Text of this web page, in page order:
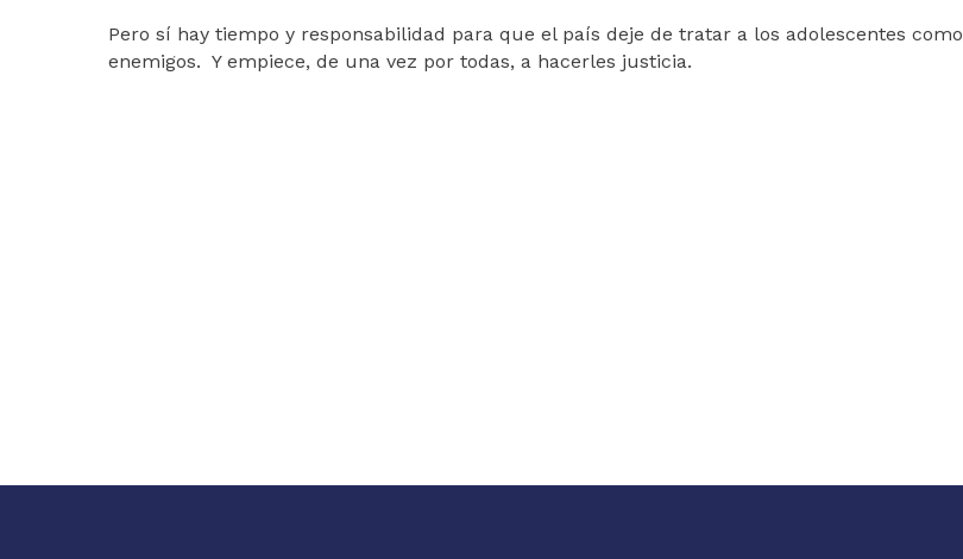
Pero sí hay tiempo y responsabilidad para que el país deje de tratar a los adolescentes como
enemigos. Y empiece, de una vez por todas, a hacerles justicia.